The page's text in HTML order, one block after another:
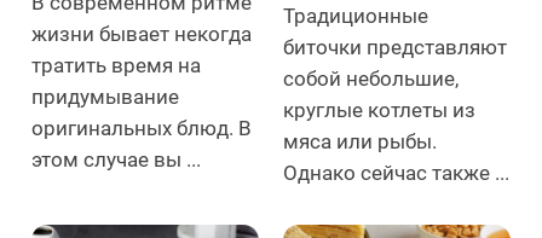
жизни бывает некогда
тратить время на
придумывание
оригинальных блюд. В
этом случае вы ...
Традиционные
биточки представляют
собой небольшие,
круглые котлеты из
мяса или рыбы.
Однако сейчас также ...